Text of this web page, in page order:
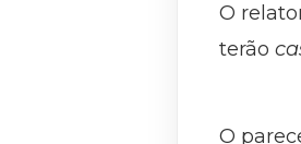
O
terão
O